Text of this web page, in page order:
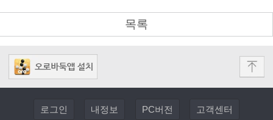
목록
로그인 내정보 PC버전 고객센터